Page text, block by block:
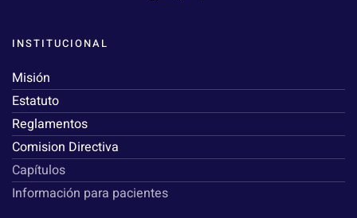
INSTITUCIONAL
Misión
Estatuto
Reglamentos
Comision Directiva
Capítulos
Información para pacientes